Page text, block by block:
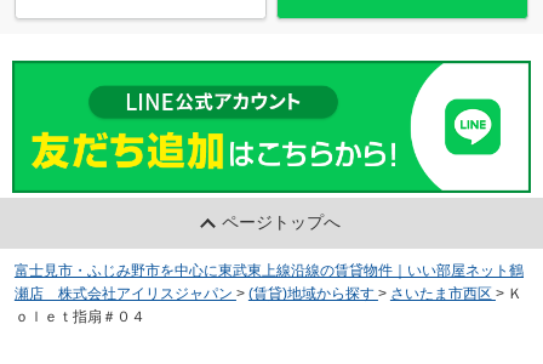
ページトップへ
富士見市・ふじみ野市を中心に東武東上線沿線の賃貸物件｜いい部屋ネット鶴
瀬店 株式会社アイリスジャパン > (賃貸)地域から探す > さいたま市西区 > Ｋ
ｏｌｅｔ指扇＃０４